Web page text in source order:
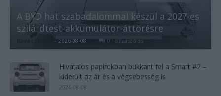
A BYD hat szabadalommal készül a 2027-es
szilárdtest-akkumulátor-áttörésre
- 2026-08-08 0 hozzászólás
Hivatalos papírokban bukkant fel a Smart #2 –
kiderült az ár és a végsebesség is
2026-08-08